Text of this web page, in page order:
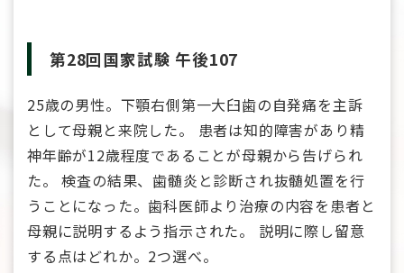
第28回国家試験 午後107
25歳の男性。下顎右側第一大臼歯の自発痛を主訴
として母親と来院した。 患者は知的障害があり精
神年齢が12歳程度であることが母親から告げられ
た。 検査の結果、歯髄炎と診断され抜髄処置を行
うことになった。歯科医師より治療の内容を患者と
母親に説明するよう指示された。 説明に際し留意
する点はどれか。2つ選べ。